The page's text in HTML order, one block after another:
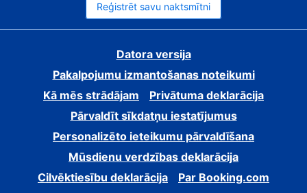
Reģistrēt savu naktsmītni
Datora versija
Pakalpojumu izmantošanas noteikumi
Kā mēs strādājam
Privātuma deklarācija
Pārvaldīt sīkdatņu iestatījumus
Personalizēto ieteikumu pārvaldīšana
Mūsdienu verdzības deklarācija
Cilvēktiesību deklarācija
Par Booking.com